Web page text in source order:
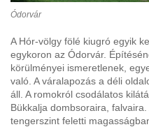
Ódorvár
A Hór-völgy fölé kiugró egyik
egykoron az Ódorvár.
körülményei ismeretlenek,
való. A váralapozás a déli
áll. A romokról csodálatos
Bükkalja dombsoraira,
tengerszint feletti